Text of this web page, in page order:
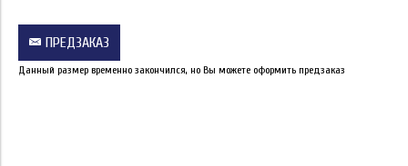
ПРЕДЗАКАЗ
Данный размер временно закончился, но Вы можете оформить предзаказ